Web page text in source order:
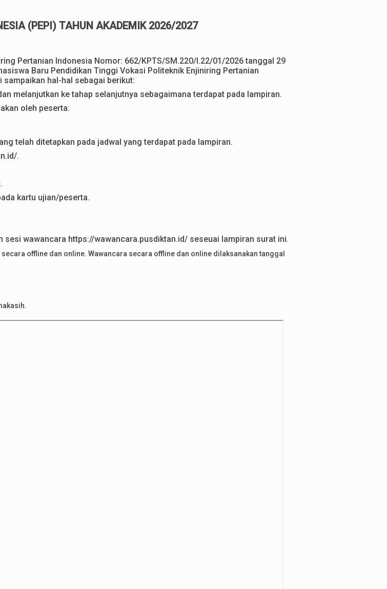
(PEPI) TAHUN AKADEMIK 2026/2027
Pertanian Indonesia Nomor: 662/KPTS/SM.220/I.22/01/2026 tanggal 29
Baru Pendidikan Tinggi Vokasi Politeknik Enjiniring Pertanian
sampaikan hal-hal sebagai berikut:
melanjutkan ke tahap selanjutnya sebagaimana terdapat pada lampiran.
oleh peserta:
telah ditetapkan pada jadwal yang terdapat pada lampiran.
.
kartu ujian/peserta.
sesi wawancara https://wawancara.pusdiktan.id/ seseuai lampiran surat ini.
offline dan online. Wawancara secara offline dan online dilaksanakan tanggal